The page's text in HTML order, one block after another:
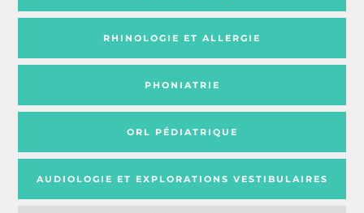
RHINOLOGIE ET ALLERGIE
PHONIATRIE
ORL PÉDIATRIQUE
AUDIOLOGIE ET EXPLORATIONS VESTIBULAIRES